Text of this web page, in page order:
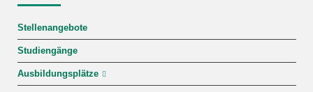
Stellenangebote
Studiengänge
Ausbildungsplätze